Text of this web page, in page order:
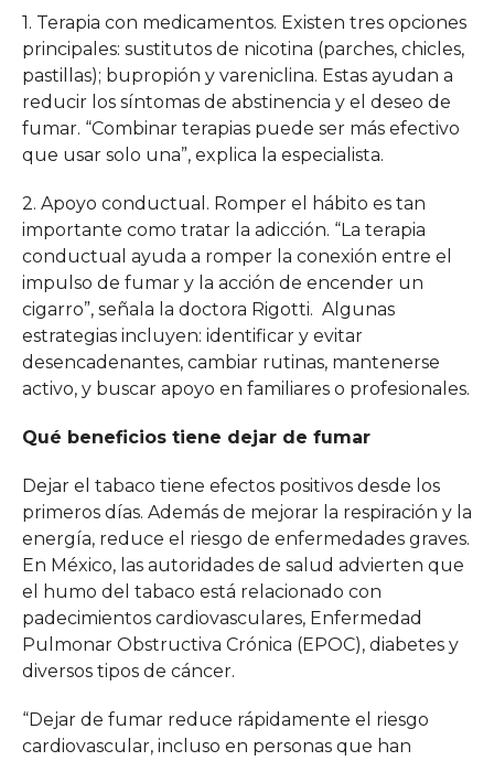
1. Terapia con medicamentos. Existen tres opciones
principales: sustitutos de nicotina (parches, chicles,
pastillas); bupropión y vareniclina. Estas ayudan a
reducir los síntomas de abstinencia y el deseo de
fumar. “Combinar terapias puede ser más efectivo
que usar solo una”, explica la especialista.
2. Apoyo conductual. Romper el hábito es tan
importante como tratar la adicción. “La terapia
conductual ayuda a romper la conexión entre el
impulso de fumar y la acción de encender un
cigarro”, señala la doctora Rigotti. Algunas
estrategias incluyen: identificar y evitar
desencadenantes, cambiar rutinas, mantenerse
activo, y buscar apoyo en familiares o profesionales.
Qué beneficios tiene dejar de fumar
Dejar el tabaco tiene efectos positivos desde los
primeros días. Además de mejorar la respiración y la
energía, reduce el riesgo de enfermedades graves.
En México, las autoridades de salud advierten que
el humo del tabaco está relacionado con
padecimientos cardiovasculares, Enfermedad
Pulmonar Obstructiva Crónica (EPOC), diabetes y
diversos tipos de cáncer.
“Dejar de fumar reduce rápidamente el riesgo
cardiovascular, incluso en personas que han